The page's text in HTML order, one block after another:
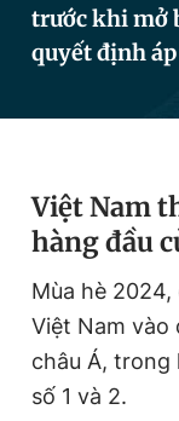
Theo dõi báo trên
0906 645 777
Đặt báo Quảng
Tổng biên tập:
Phó tổng biên tập
Phó tổng biên tập:
Phó tổng biên tập:
Tổng thư ký tòa
trước khi mở
quyết định
Việt Nam
hàng đầu
Mùa hè
Việt Nam vào
châu Á, trong
số 1 và 2.